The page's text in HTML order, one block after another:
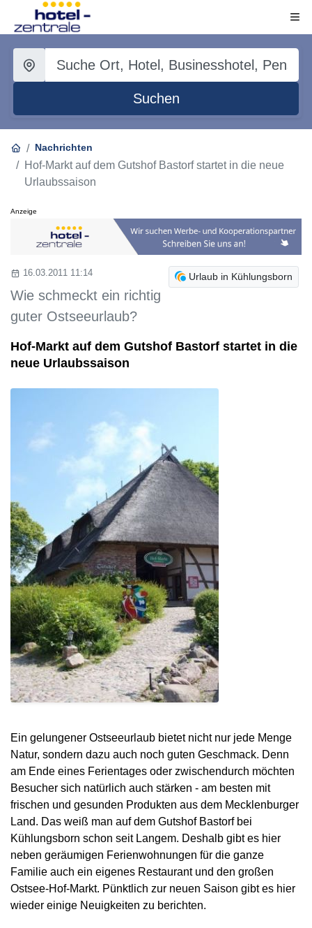
Suchen
Nachrichten
Hof-Markt auf dem Gutshof Bastorf startet in die neue
Urlaubssaison
Anzeige
Urlaub in Kühlungsborn
16.03.2011 11:14
Wie schmeckt ein richtig
guter Ostseeurlaub?
Hof-Markt auf dem Gutshof Bastorf startet in die
neue Urlaubssaison
Ein gelungener Ostseeurlaub bietet nicht nur jede Menge
Natur, sondern dazu auch noch guten Geschmack. Denn
am Ende eines Ferientages oder zwischendurch möchten
Besucher sich natürlich auch stärken - am besten mit
frischen und gesunden Produkten aus dem Mecklenburger
Land. Das weiß man auf dem Gutshof Bastorf bei
Kühlungsborn schon seit Langem. Deshalb gibt es hier
neben geräumigen Ferienwohnungen für die ganze
Familie auch ein eigenes Restaurant und den großen
Ostsee-Hof-Markt. Pünktlich zur neuen Saison gibt es hier
wieder einige Neuigkeiten zu berichten.